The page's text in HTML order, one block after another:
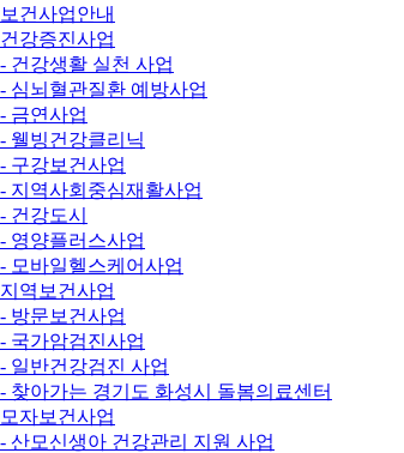
보건사업안내
건강증진사업
- 건강생활 실천 사업
- 심뇌혈관질환 예방사업
- 금연사업
- 웰빙건강클리닉
- 구강보건사업
- 지역사회중심재활사업
- 건강도시
- 영양플러스사업
- 모바일헬스케어사업
지역보건사업
- 방문보건사업
- 국가암검진사업
- 일반건강검진 사업
- 찾아가는 경기도 화성시 돌봄의료센터
모자보건사업
- 산모신생아 건강관리 지원 사업